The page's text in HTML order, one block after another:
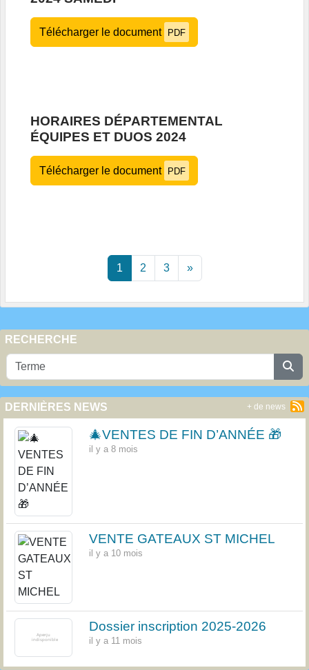
Télécharger le document PDF
HORAIRES DÉPARTEMENTAL
ÉQUIPES ET DUOS 2024
Télécharger le document PDF
1 2 3 »
RECHERCHE
DERNIÈRES NEWS
🎄VENTES DE FIN D’ANNÉE 🎁
il y a 8 mois
VENTE GATEAUX ST MICHEL
il y a 10 mois
Dossier inscription 2025-2026
il y a 11 mois
+ de news